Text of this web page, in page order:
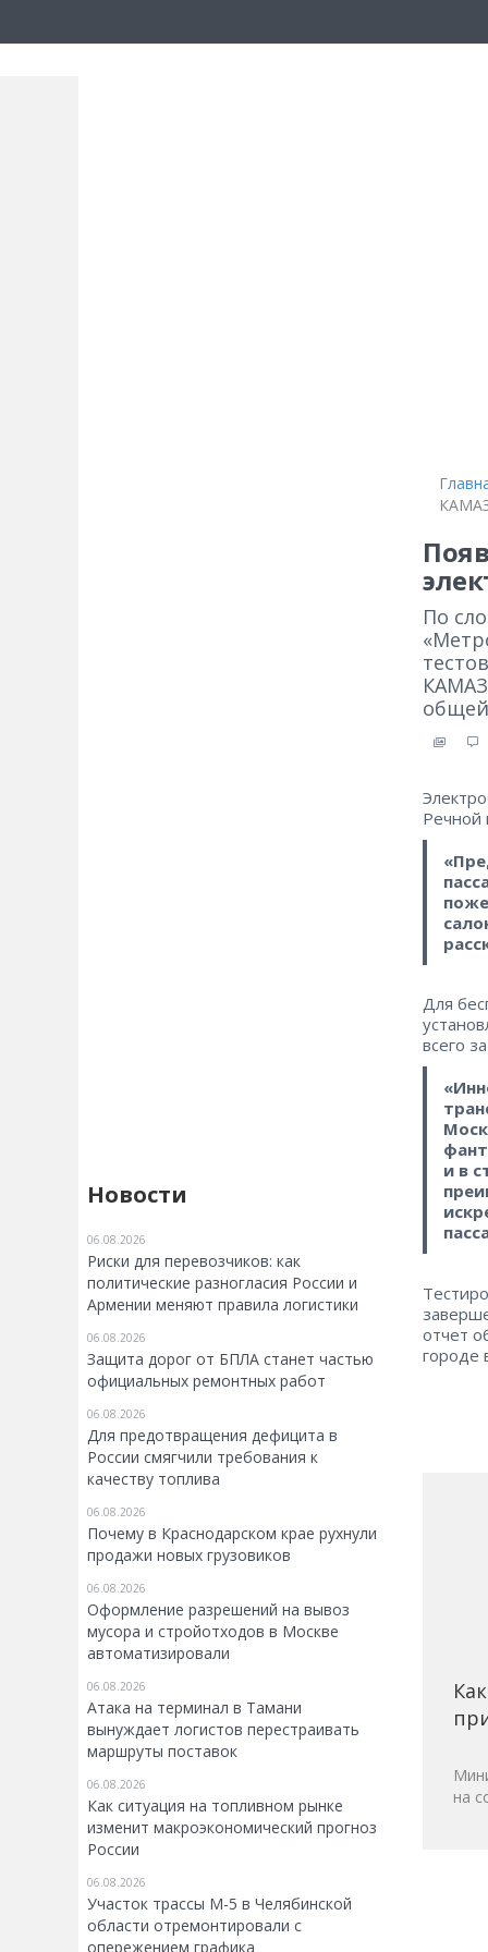
Новости
06.08.2026
Риски для перевозчиков: как
политические разногласия России и
Армении меняют правила логистики
06.08.2026
Защита дорог от БПЛА станет частью
официальных ремонтных работ
06.08.2026
Для предотвращения дефицита в
России смягчили требования к
качеству топлива
06.08.2026
Почему в Краснодарском крае рухнули
продажи новых грузовиков
06.08.2026
Оформление разрешений на вывоз
мусора и стройотходов в Москве
автоматизировали
06.08.2026
Атака на терминал в Тамани
вынуждает логистов перестраивать
маршруты поставок
06.08.2026
Как ситуация на топливном рынке
изменит макроэкономический прогноз
России
06.08.2026
Участок трассы М-5 в Челябинской
области отремонтировали с
опережением графика
По
Речной
Для
всего
и в
отчет
городе
на